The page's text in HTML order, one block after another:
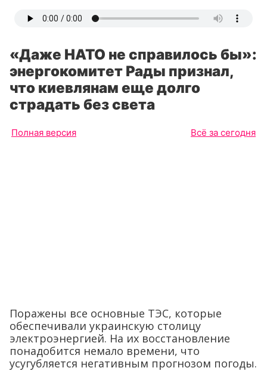
«Даже НАТО не справилось бы»:
энергокомитет Рады признал,
что киевлянам еще долго
страдать без света
Полная версия Всё за сегодня
Поражены все основные ТЭС, которые
обеспечивали украинскую столицу
электроэнергией. На их восстановление
понадобится немало времени, что
усугубляется негативным прогнозом погоды.